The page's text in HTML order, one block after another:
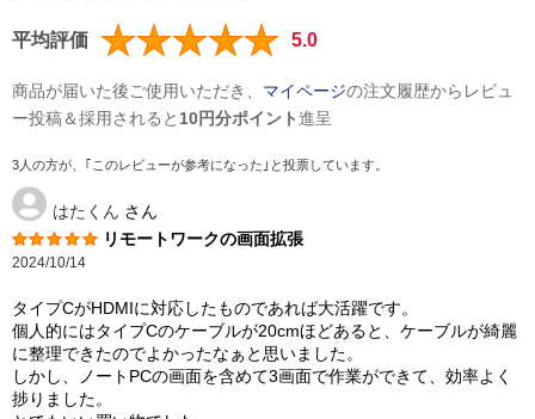
平均評価 5.0
商品が届いた後ご使用いただき、 マイページの注文履歴からレビュ
ー投稿＆採用されると 10円分ポイント進呈
3人の方が、｢このレビューが参考になった｣と投票しています。
はたくん さん
リモートワークの画面拡張
2024/10/14
タイプCがHDMIに対応したものであれば大活躍です。
個人的にはタイプCのケーブルが20cmほどあると、ケーブルが綺麗
に整理できたのでよかったなぁと思いました。
しかし、ノートPCの画面を含めて3画面で作業ができて、効率よく
捗りました。